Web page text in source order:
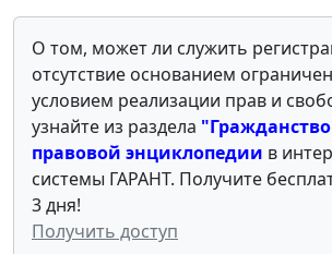
О том, может ли служить
отсутствие основанием
условием реализации прав и
узнайте из раздела
правовой энциклопедии в
системы ГАРАНТ. Получите
3 дня!
Получить доступ